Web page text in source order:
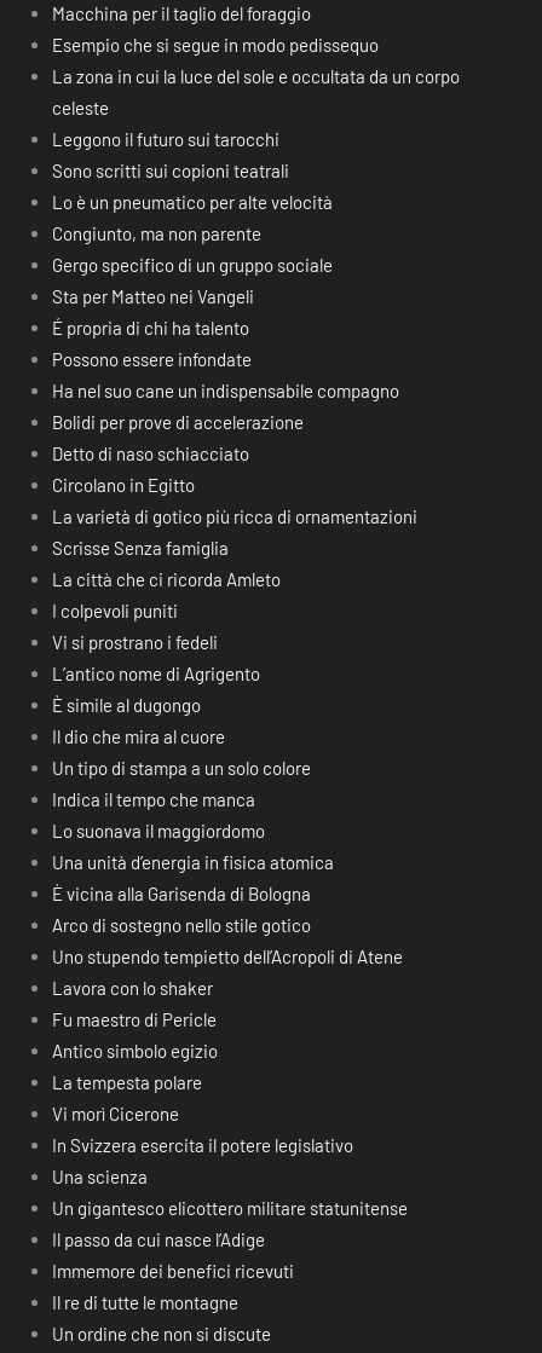
Macchina per il taglio del foraggio
Esempio che si segue in modo pedissequo
La zona in cui la luce del sole e occultata da un corpo
celeste
Leggono il futuro sui tarocchi
Sono scritti sui copioni teatrali
Lo è un pneumatico per alte velocità
Congiunto, ma non parente
Gergo specifico di un gruppo sociale
Sta per Matteo nei Vangeli
É propria di chi ha talento
Possono essere infondate
Ha nel suo cane un indispensabile compagno
Bolidi per prove di accelerazione
Detto di naso schiacciato
Circolano in Egitto
La varietà di gotico più ricca di ornamentazioni
Scrisse Senza famiglia
La città che ci ricorda Amleto
I colpevoli puniti
Vi si prostrano i fedeli
L’antico nome di Agrigento
È simile al dugongo
Il dio che mira al cuore
Un tipo di stampa a un solo colore
Indica il tempo che manca
Lo suonava il maggiordomo
Una unità d’energia in fisica atomica
È vicina alla Garisenda di Bologna
Arco di sostegno nello stile gotico
Uno stupendo tempietto dell’Acropoli di Atene
Lavora con lo shaker
Fu maestro di Pericle
Antico simbolo egizio
La tempesta polare
Vi morì Cicerone
In Svizzera esercita il potere legislativo
Una scienza
Un gigantesco elicottero militare statunitense
Il passo da cui nasce l’Adige
Immemore dei benefici ricevuti
Il re di tutte le montagne
Un ordine che non si discute